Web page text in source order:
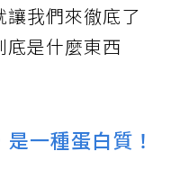
我們來徹底了
底是什麼東西
一種蛋白質！